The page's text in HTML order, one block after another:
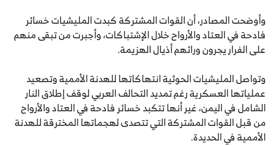
وأوضحت المصادر، أن القوات المشتركة كبدت المليشيات خسائر
فادحة في العتاد والأرواح خلال الإشتباكات، وأجبرت من تبقى منهم
على الفرار يجرون ورائهم أذيال الهزيمة.
وتواصل المليشيات الحوثية انتهاكاتها للهدنة الأممية وتصعيد
عملياتها العسكرية رغم تمديد التحالف العربي لوقف إطلاق النار
الشامل في اليمن، غير أنها تتكبد خسائر فادحة في العتاد والأرواح
من قبل القوات المشتركة التي تتصدى لهجماتها المخترقة للهدنة
الأممية في الحديدة.